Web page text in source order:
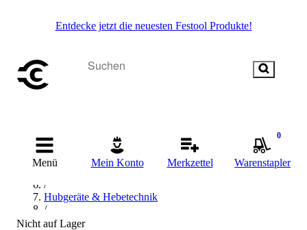
Entdecke jetzt die neuesten Festool Produkte!
Menü Mein Konto Merkzettel
0
Warenstapler
/
Betriebsausstattung & Baustellenbedarf
/
/
Hubgeräte & Hebetechnik
/
Anschlagmittel
Nicht auf Lager